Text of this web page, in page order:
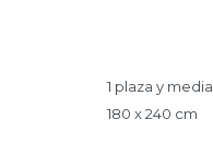
1 plaza y media
180 x 240 cm